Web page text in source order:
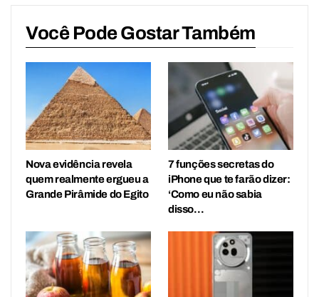
Você Pode Gostar Também
Nova evidência revela
quem realmente ergueu a
Grande Pirâmide do Egito
7 funções secretas do
iPhone que te farão dizer:
‘Como eu não sabia
disso…